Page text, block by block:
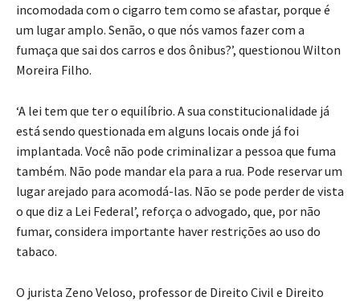
incomodada com o cigarro tem como se afastar, porque é
um lugar amplo. Senão, o que nós vamos fazer com a
fumaça que sai dos carros e dos ônibus?’, questionou Wilton
Moreira Filho.
‘A lei tem que ter o equilíbrio. A sua constitucionalidade já
está sendo questionada em alguns locais onde já foi
implantada. Você não pode criminalizar a pessoa que fuma
também. Não pode mandar ela para a rua. Pode reservar um
lugar arejado para acomodá-las. Não se pode perder de vista
o que diz a Lei Federal’, reforça o advogado, que, por não
fumar, considera importante haver restrições ao uso do
tabaco.
O jurista Zeno Veloso, professor de Direito Civil e Direito